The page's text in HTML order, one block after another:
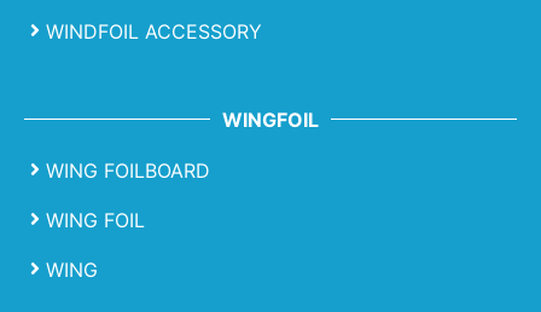
WINDFOIL ACCESSORY
WINGFOIL
WING FOILBOARD
WING FOIL
WING